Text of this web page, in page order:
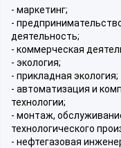
- маркетинг;
-
деятельность;
- коммерческая
- экология;
- прикладная экология;
- автоматизация и
технологии;
- монтаж,
технологического
- нефтегазовая